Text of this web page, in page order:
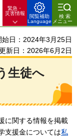
緊急・
災害情報
閲覧補助
Language
検索
メニュー
始日：2024年3月25日
新日：2026年6月2日
生徒へ
に関する情報を掲載
支援金については私